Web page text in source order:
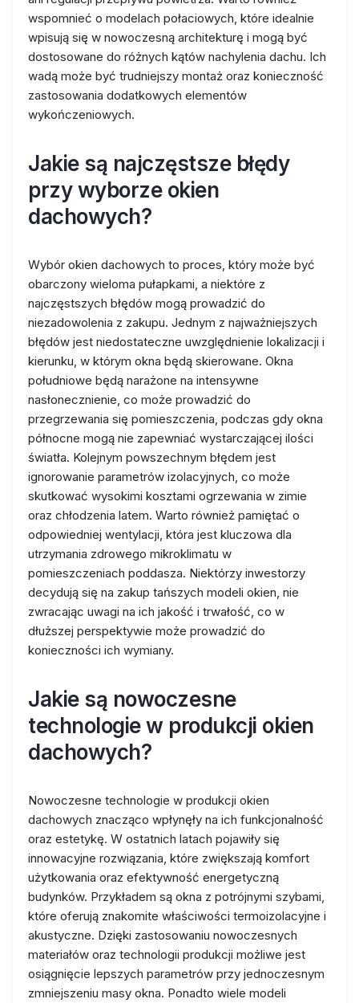
wspomnieć o modelach połaciowych, które idealnie
wpisują się w nowoczesną architekturę i mogą być
dostosowane do różnych kątów nachylenia dachu. Ich
wadą może być trudniejszy montaż oraz konieczność
zastosowania dodatkowych elementów
wykończeniowych.
Jakie są najczęstsze błędy
przy wyborze okien
dachowych?
Wybór okien dachowych to proces, który może być
obarczony wieloma pułapkami, a niektóre z
najczęstszych błędów mogą prowadzić do
niezadowolenia z zakupu. Jednym z najważniejszych
błędów jest niedostateczne uwzględnienie lokalizacji i
kierunku, w którym okna będą skierowane. Okna
południowe będą narażone na intensywne
nasłonecznienie, co może prowadzić do
przegrzewania się pomieszczenia, podczas gdy okna
północne mogą nie zapewniać wystarczającej ilości
światła. Kolejnym powszechnym błędem jest
ignorowanie parametrów izolacyjnych, co może
skutkować wysokimi kosztami ogrzewania w zimie
oraz chłodzenia latem. Warto również pamiętać o
odpowiedniej wentylacji, która jest kluczowa dla
utrzymania zdrowego mikroklimatu w
pomieszczeniach poddasza. Niektórzy inwestorzy
decydują się na zakup tańszych modeli okien, nie
zwracając uwagi na ich jakość i trwałość, co w
dłuższej perspektywie może prowadzić do
konieczności ich wymiany.
Jakie są nowoczesne
technologie w produkcji okien
dachowych?
Nowoczesne technologie w produkcji okien
dachowych znacząco wpłynęły na ich funkcjonalność
oraz estetykę. W ostatnich latach pojawiły się
innowacyjne rozwiązania, które zwiększają komfort
użytkowania oraz efektywność energetyczną
budynków. Przykładem są okna z potrójnymi szybami,
które oferują znakomite właściwości termoizolacyjne i
akustyczne. Dzięki zastosowaniu nowoczesnych
materiałów oraz technologii produkcji możliwe jest
osiągnięcie lepszych parametrów przy jednoczesnym
zmniejszeniu masy okna. Ponadto wiele modeli